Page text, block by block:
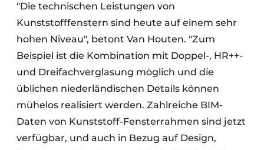
"Die technischen Leistungen von
Kunststofffenstern sind heute auf einem sehr
hohen Niveau", betont Van Houten. "Zum
Beispiel ist die Kombination mit Doppel-, HR++-
und Dreifachverglasung möglich und die
üblichen niederländischen Details können
mühelos realisiert werden. Zahlreiche BIM-
Daten von Kunststoff-Fensterrahmen sind jetzt
verfügbar, und auch in Bezug auf Design,